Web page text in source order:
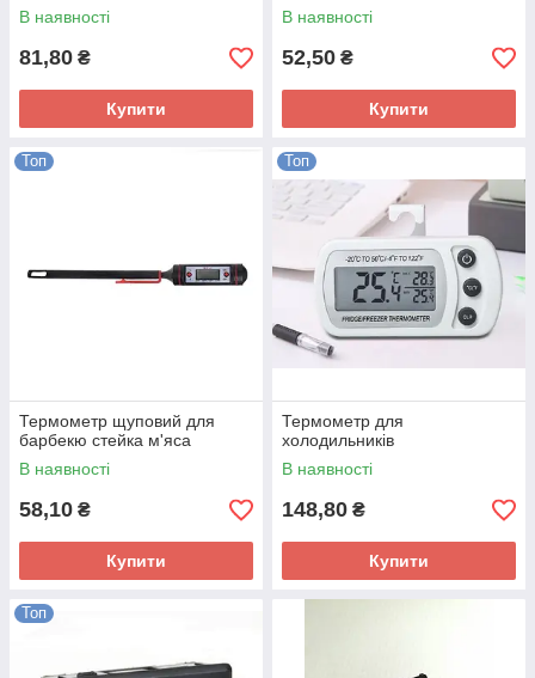
В наявності
81,80 ₴
Купити
В наявності
52,50 ₴
Купити
Топ
Термометр щуповий для
барбекю стейка м'яса
В наявності
58,10 ₴
Купити
Топ
Термометр для
холодильників
В наявності
148,80 ₴
Купити
Топ